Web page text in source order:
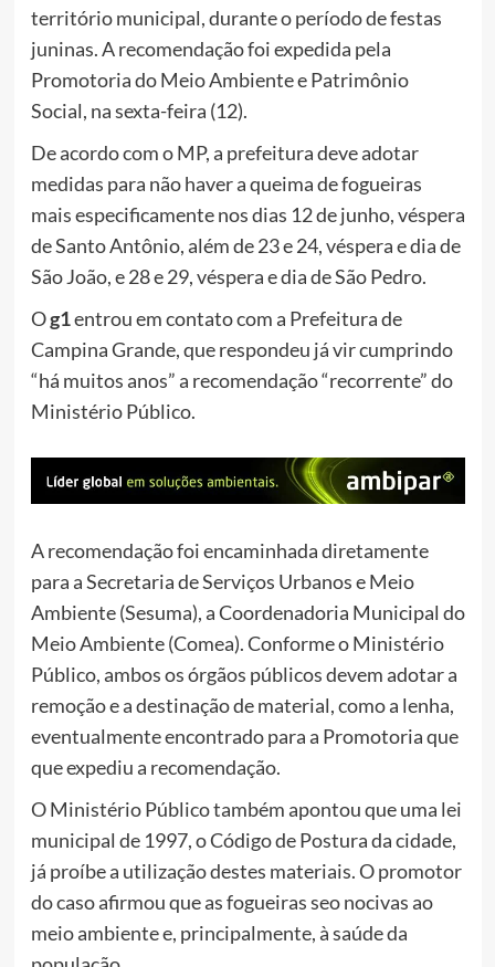
território municipal, durante o período de festas
juninas. A recomendação foi expedida pela
Promotoria do Meio Ambiente e Patrimônio
Social, na sexta-feira (12).
De acordo com o MP, a prefeitura deve adotar
medidas para não haver a queima de fogueiras
mais especificamentenos dias 12 de junho, véspera
de Santo Antônio, além de 23 e 24, véspera e dia de
São João, e 28 e 29, véspera e dia de São Pedro.
Og1entrou em contato com a Prefeitura de
Campina Grande, que respondeu já vir cumprindo
“há muitos anos” a recomendação “recorrente” do
Ministério Público.
A recomendação foi encaminhada diretamente
para a Secretaria de Serviços Urbanos e Meio
Ambiente (Sesuma), a Coordenadoria Municipal do
Meio Ambiente (Comea). Conforme o Ministério
Público, ambos os órgãos públicos devem adotar a
remoção e a destinação de material, como a lenha,
eventualmente encontrado para a Promotoria que
que expediu a recomendação.
O Ministério Público também apontou que uma lei
municipal de 1997, o Código de Postura da cidade,
já proíbe a utilização destes materiais. O promotor
do caso afirmou que as fogueiras seo nocivas ao
meio ambiente e, principalmente, à saúde da